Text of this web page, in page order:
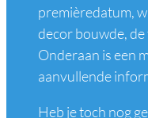
premièredatum,
decor bouwde,
Onderaan is een
aanvullende
Heb je toch nog